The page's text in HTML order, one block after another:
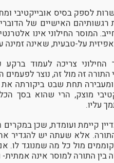
לספק בסיס אובייקטיבי
האישיים של
המוסר החילוני אינו
על-טבעית, שאינה זמינה
צריכה לעמוד ברקע
התורה זה מול זה, נוצר
תחת שבט ביקורתה את
מוצק, הרי שהוא בסך
עליו.
קיימת ועומדת, שכן
התורה. אלא שעתה יש
מול כל מה שמנוגד לו.
בין התורה למוסר אינה